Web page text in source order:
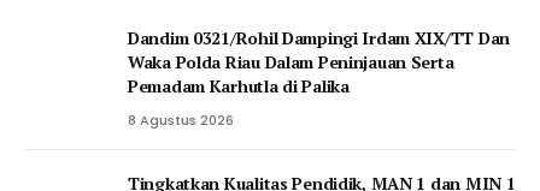
Dandim 0321/Rohil Dampingi Irdam XIX/TT Dan
Waka Polda Riau Dalam Peninjauan Serta
Pemadam Karhutla di Palika
8 Agustus 2026
Tingkatkan Kualitas Pendidik, MAN 1 dan MIN 1